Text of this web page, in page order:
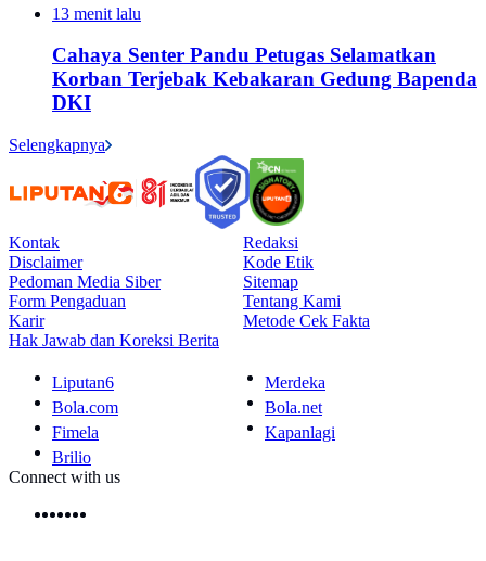
13 menit lalu
Cahaya Senter Pandu Petugas Selamatkan
Korban Terjebak Kebakaran Gedung Bapenda
DKI
Selengkapnya
Kontak
Redaksi
Disclaimer
Kode Etik
Pedoman Media Siber
Sitemap
Form Pengaduan
Tentang Kami
Karir
Metode Cek Fakta
Hak Jawab dan Koreksi Berita
Liputan6
Merdeka
Bola.com
Bola.net
Fimela
Kapanlagi
Brilio
Connect with us